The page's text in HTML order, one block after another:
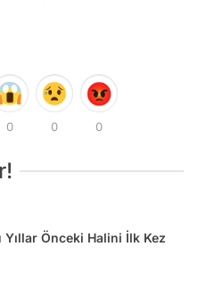
0 0 0
Önceki Halini İlk Kez